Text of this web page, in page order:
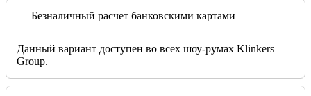
Безналичный расчет банковскими картами
Данный вариант доступен во всех шоу-румах Klinkers
Group.